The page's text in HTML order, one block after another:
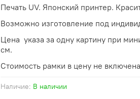
Наличие: В наличии
Печать UV. Японский принтер.
Возможно изготовление под
Цена указа за одну картину при
см.
Стоимость рамки в цену не включена